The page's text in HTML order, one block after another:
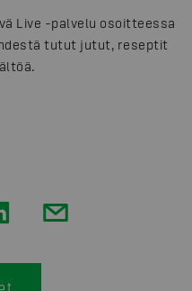
Live -palvelu osoitteessa
tutut jutut, reseptit